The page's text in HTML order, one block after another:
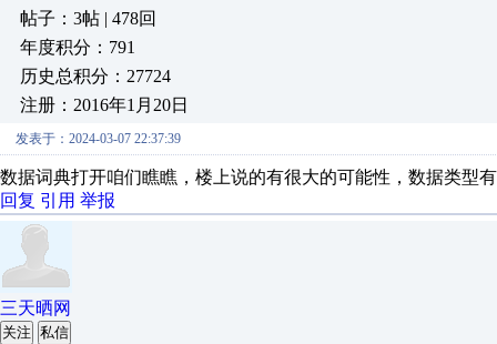
帖子：3帖 | 478回
年度积分：791
历史总积分：27724
注册：2016年1月20日
发表于：2024-03-07 22:37:39
数据词典打开咱们瞧瞧，楼上说的有很大的可能性，数据类型
回复 引用 举报
三天晒网
关注 私信